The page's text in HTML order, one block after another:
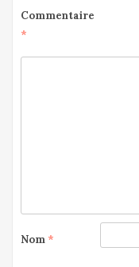
Commentaire
*
Nom *